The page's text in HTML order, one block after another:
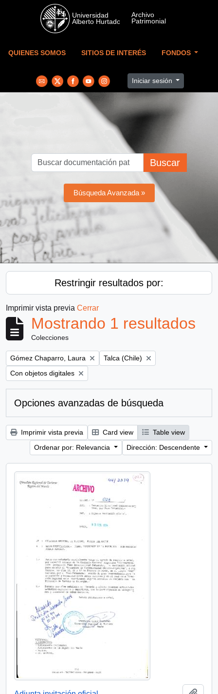
Skip to main content
QUIENES SOMOS SITIOS DE INTERÉS FONDOS
Iniciar sesión
Buscar
Búsqueda Avanzada »
Restringir resultados por:
Imprimir vista previa Cerrar
Mostrando 1 resultados
Colecciones
Remove filter:
Gómez Chaparro, Laura Remove filter:
Talca (Chile)
Remove filter:
Con objetos digitales
Opciones avanzadas de búsqueda
Imprimir vista previa Card view
Table view
Ordenar por: Relevancia
Dirección: Descendente